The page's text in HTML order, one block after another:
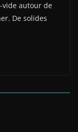
vide autour de
De solides